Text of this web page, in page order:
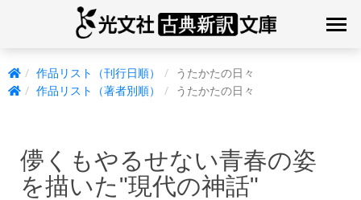
作品リスト（刊行日順）
うたかたの日々
作品リスト（著者別順）
うたかたの日々
儚くもやるせない青春の姿
を描いた"現代の神話"